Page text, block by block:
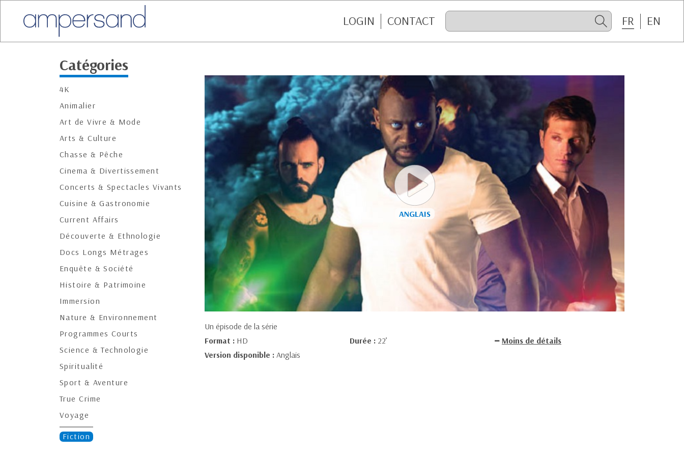
LOGIN CONTACT FR EN
Catégories
4K
Animalier
Art de Vivre & Mode
Arts & Culture
Chasse & Pêche
Cinema & Divertissement
Concerts & Spectacles Vivants
Cuisine & Gastronomie
Current Affairs
Découverte & Ethnologie
Docs Longs Métrages
Enquête & Société
Histoire & Patrimoine
Immersion
Nature & Environnement
Programmes Courts
Science & Technologie
Spiritualité
Sport & Aventure
True Crime
Voyage
Fiction
Un épisode de la série
Format : HD Durée : 22’
Moins de détails
Version disponible : Anglais